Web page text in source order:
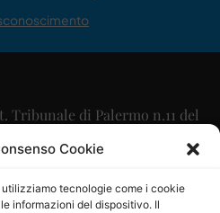
Cookie
tecnologie come i cookie
informazioni del dispositivo. Il
di Palermo n.11 del
2015